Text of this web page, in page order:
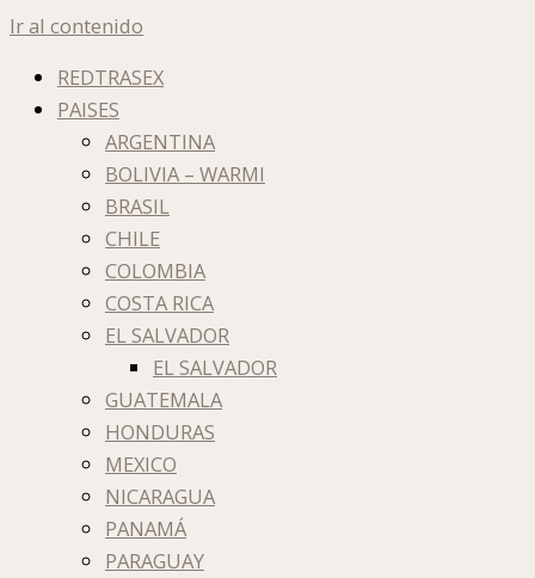
Ir al contenido
REDTRASEX
PAISES
ARGENTINA
BOLIVIA – WARMI
BRASIL
CHILE
COLOMBIA
COSTA RICA
EL SALVADOR
EL SALVADOR
GUATEMALA
HONDURAS
MEXICO
NICARAGUA
PANAMÁ
PARAGUAY